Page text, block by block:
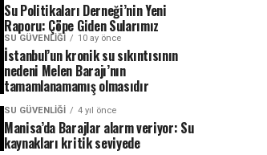
Su Politikaları Derneği’nin Yeni
Raporu: Çöpe Giden Sularımız
SU GÜVENLIĞI 10 ay önce
İstanbul’un kronik su sıkıntısının
nedeni Melen Barajı’nın
tamamlanamamış olmasıdır
SU GÜVENLIĞI 4 yıl önce
Manisa’da Barajlar alarm veriyor: Su
kaynakları kritik seviyede